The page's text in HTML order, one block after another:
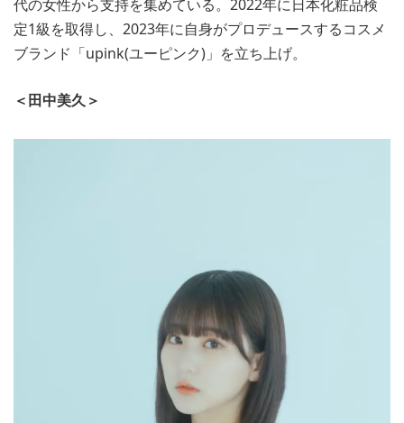
代の女性から支持を集めている。2022年に日本化粧品検
定1級を取得し、2023年に自身がプロデュースするコスメ
ブランド「upink(ユーピンク)」を立ち上げ。
＜田中美久＞